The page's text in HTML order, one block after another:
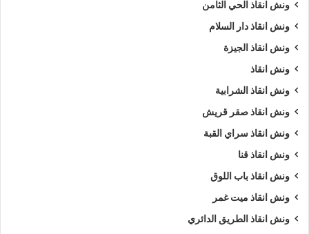
ونش انقاذ الحي الثامن
ونش انقاذ دار السلام
ونش انقاذ الجيزة
ونش انقاذ
ونش انقاذ الشرابية
ونش انقاذ صقر قريش
ونش انقاذ سراي القبة
ونش انقاذ قنا
ونش انقاذ باب اللوق
ونش انقاذ ميت غمر
ونش انقاذ الطريق الدائري